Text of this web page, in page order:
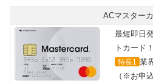
ACマスター
最短即日
トカード！
特長1 業
（※お申